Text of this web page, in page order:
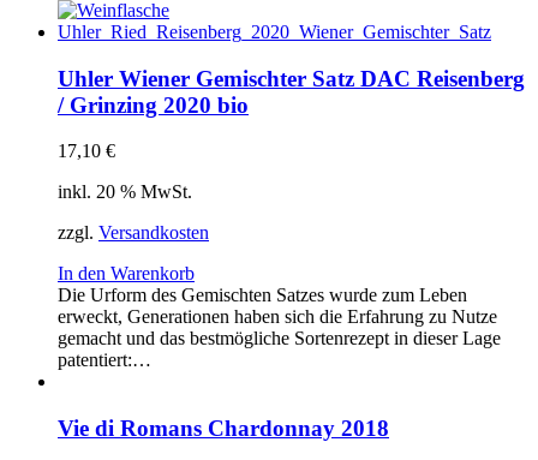
Uhler Wiener Gemischter Satz DAC Reisenberg
/ Grinzing 2020 bio
17,10 €
inkl. 20 % MwSt.
zzgl. Versandkosten
In den Warenkorb
Die Urform des Gemischten Satzes wurde zum Leben
erweckt, Generationen haben sich die Erfahrung zu Nutze
gemacht und das bestmögliche Sortenrezept in dieser Lage
patentiert:…
Vie di Romans Chardonnay 2018